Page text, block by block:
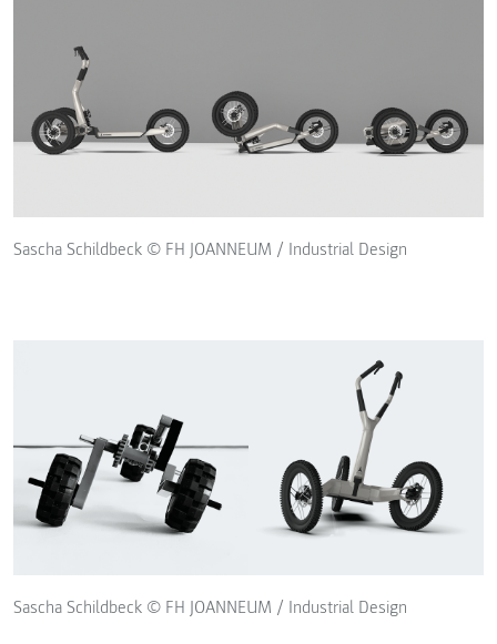
Sascha Schildbeck © FH JOANNEUM / Industrial Design
Sascha Schildbeck © FH JOANNEUM / Industrial Design